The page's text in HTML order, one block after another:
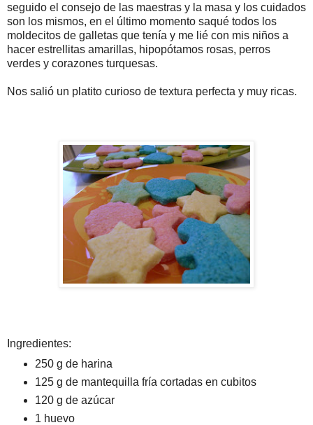
seguido el consejo de las maestras y la masa y los cuidados
son los mismos, en el último momento saqué todos los
moldecitos de galletas que tenía y me lié con mis niños a
hacer estrellitas amarillas, hipopótamos rosas, perros
verdes y corazones turquesas.
Nos salió un platito curioso de textura perfecta y muy ricas.
Ingredientes:
250 g de harina
125 g de mantequilla fría cortadas en cubitos
120 g de azúcar
1 huevo